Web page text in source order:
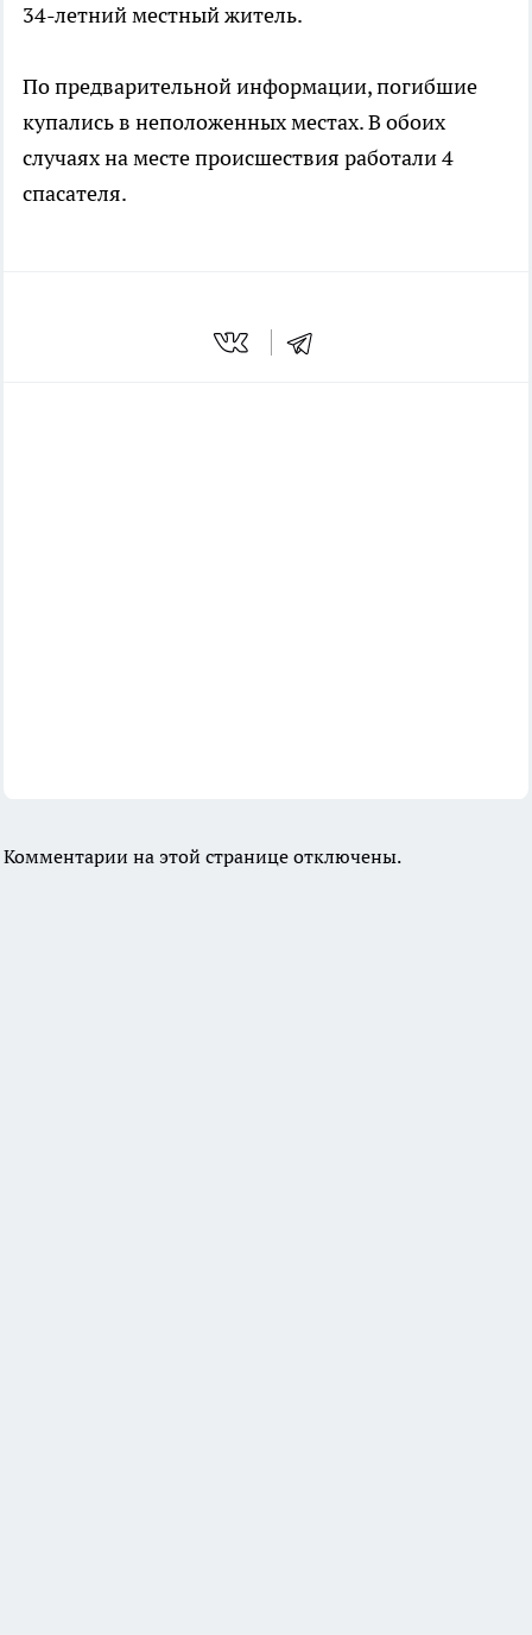
34-летний местный житель.
По предварительной информации, погибшие
купались в неположенных местах. В обоих
случаях на месте происшествия работали 4
спасателя.
Комментарии на этой странице отключены.